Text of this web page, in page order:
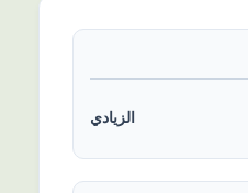
الزيادي